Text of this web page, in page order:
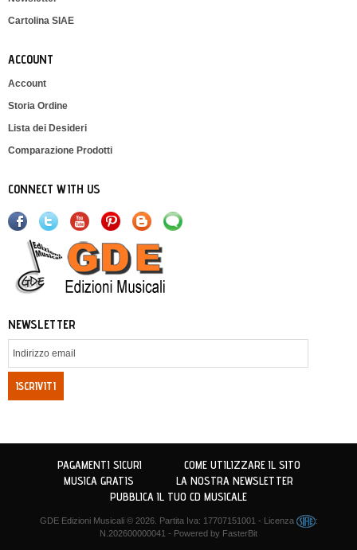
Cartolina SIAE
ACCOUNT
Account
Storia Ordine
Lista dei Desideri
Comparazione Prodotti
CONNECT WITH US
NEWSLETTER
ISCRIVITI
PAGAMENTI SICURI
COME UTILIZZARE IL SITO
MUSICA GRATIS
LA NOSTRA NEWSLETTER
PUBBLICA IL TUO CD MUSICALE
GDE Edizioni Musicali© 2026. Partita Iva: 17707151001 - Licenza
:
N.202600000041 - Powered by FasterBit